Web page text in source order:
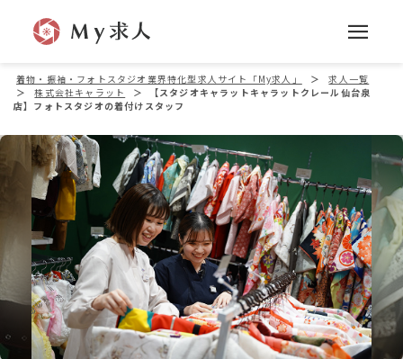
着物・振袖・フォトスタジオ業界特化型求人サイト「My求人」 ＞
求人一覧
＞
株式会社キャラット ＞
【スタジオキャラットキャラットクレール仙台泉
店】フォトスタジオの着付けスタッフ